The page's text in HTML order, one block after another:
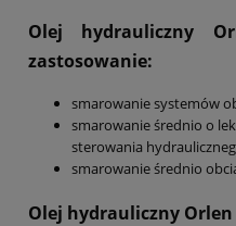
Olej hydrauliczny
zastosowanie:
smarowanie systemów
smarowanie średnio o
sterowania
smarowanie średnio
Olej hydrauliczny Orlen